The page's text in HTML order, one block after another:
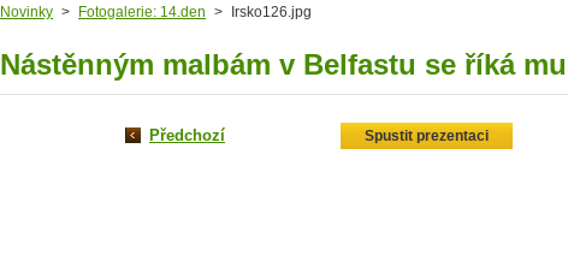
Novinky > Fotogalerie: 14.den > Irsko126.jpg
Nástěnným malbám v Belfastu se říká
Předchozí Spustit prezentaci